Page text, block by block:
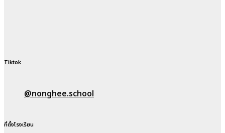
Tiktok
@nonghee.school
ที่ตั้งโรงเรียน